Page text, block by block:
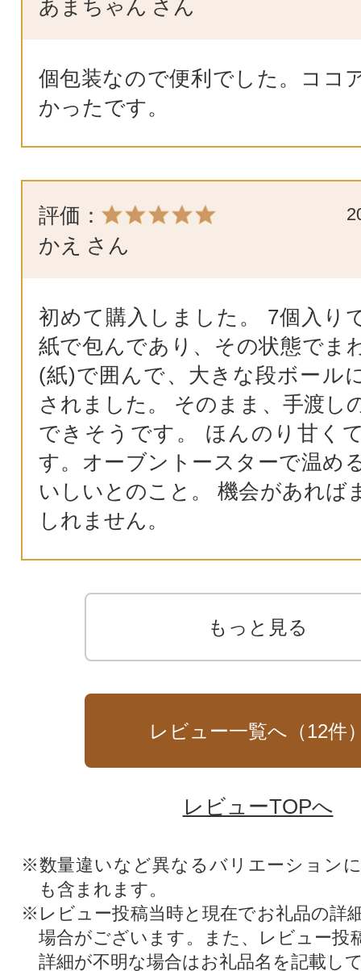
あまちゃん さん
個包装なので便利でした。ココ
かったです。
評価：
かえ さん
初めて購入しました。 7個入り
紙で包んであり、その状態でま
(紙)で囲んで、大きな段ボール
されました。 そのまま、手渡し
できそうです。 ほんのり甘く
す。オーブントースターで温め
いしいとのこと。 機会があれば
しれません。
もっと見る
レビュー一覧へ（12件
レビューTOPへ
※数量違いなど異なるバリエーション
も含まれます。
※レビュー投稿当時と現在でお礼品の詳
場合がございます。また、レビュー投
詳細が不明な場合はお礼品名を記載し